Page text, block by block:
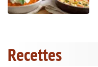
Recettes